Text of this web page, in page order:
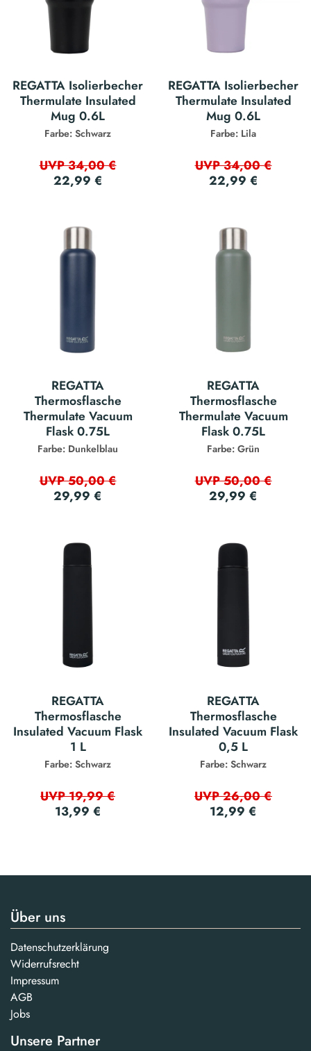
REGATTA Isolierbecher
Thermulate Insulated
Mug 0.6L
Farbe: Schwarz
UVP 34,00 €
22,99 €
REGATTA Isolierbecher
Thermulate Insulated
Mug 0.6L
Farbe: Lila
UVP 34,00 €
22,99 €
REGATTA
Thermosflasche
Thermulate Vacuum
Flask 0.75L
Farbe: Dunkelblau
UVP 50,00 €
29,99 €
REGATTA
Thermosflasche
Thermulate Vacuum
Flask 0.75L
Farbe: Grün
UVP 50,00 €
29,99 €
REGATTA
Thermosflasche
Insulated Vacuum Flask
1 L
Farbe: Schwarz
UVP 19,99 €
13,99 €
REGATTA
Thermosflasche
Insulated Vacuum Flask
0,5 L
Farbe: Schwarz
UVP 26,00 €
12,99 €
Über uns
Datenschutzerklärung
Widerrufsrecht
Impressum
AGB
Jobs
Unsere Partner